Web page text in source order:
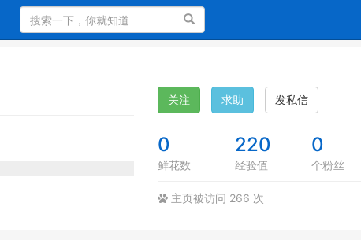
搜索
关注 求助 发私信
0
鲜花数
220
经验值
0
个粉丝
主页被访问 266 次